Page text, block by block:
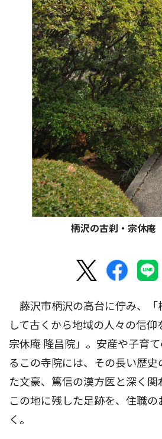
柄沢の古刹・宗休
藤沢市柄沢の高台に佇み、「
して古くから地域の人々の信
宗休庵 隆昌院」。安産や子育
るこの寺院には、その長い歴史
た文豪、篤信の漢方医と深く関
この地に残した足跡を、住職
く。